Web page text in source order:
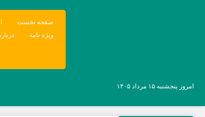
صفحه نخست
ویژه نامه
امروز پنجشنبه ۱۵ مرداد ۱۴۰۵